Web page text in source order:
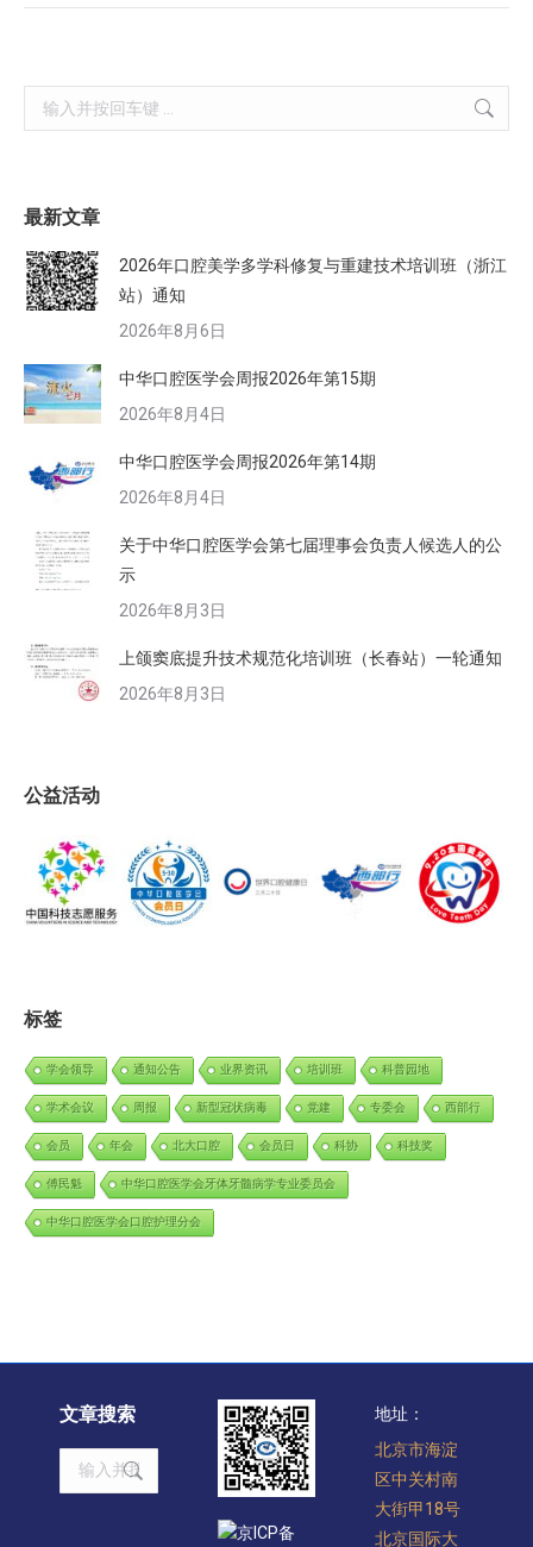
Search:
最新文章
2026年口腔美学多学科修复与重建技术培训班（浙江
站）通知
2026年8月6日
中华口腔医学会周报2026年第15期
2026年8月4日
中华口腔医学会周报2026年第14期
2026年8月4日
关于中华口腔医学会第七届理事会负责人候选人的公
示
2026年8月3日
上颌窦底提升技术规范化培训班（长春站）一轮通知
2026年8月3日
公益活动
标签
学会领导 通知公告 业界资讯 培训班 科普园地
学术会议 周报 新型冠状病毒 党建 专委会 西部行
会员 年会 北大口腔 会员日 科协 科技奖
傅民魁 中华口腔医学会牙体牙髓病学专业委员会
中华口腔医学会口腔护理分会
文章搜索
Search:
京ICP备
地址：
北京市海淀
区中关村南
大街甲18号
北京国际大